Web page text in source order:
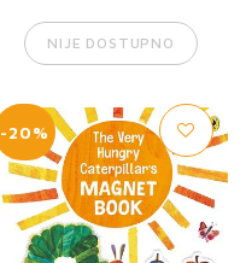
NIJE DOSTUPNO
-20%